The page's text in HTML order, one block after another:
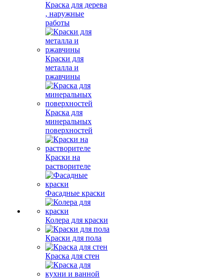
Краска для дерева
, наружные
работы
Краски для
металла и
ржавчины
Краска для
минеральных
поверхностей
Краски на
растворителе
Фасадные краски
Колера для краски
Краски для пола
Краска для стен